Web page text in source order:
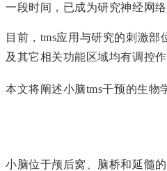
一段时间，已成为研究神经网
目前，tms应用与研究的刺激
及其它相关功能区域均有调控
本文将阐述小脑tms干预的生物
小脑位于颅后窝、脑桥和延髓的